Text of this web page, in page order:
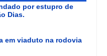
por estupro de
Dias.
em viaduto na rodovia